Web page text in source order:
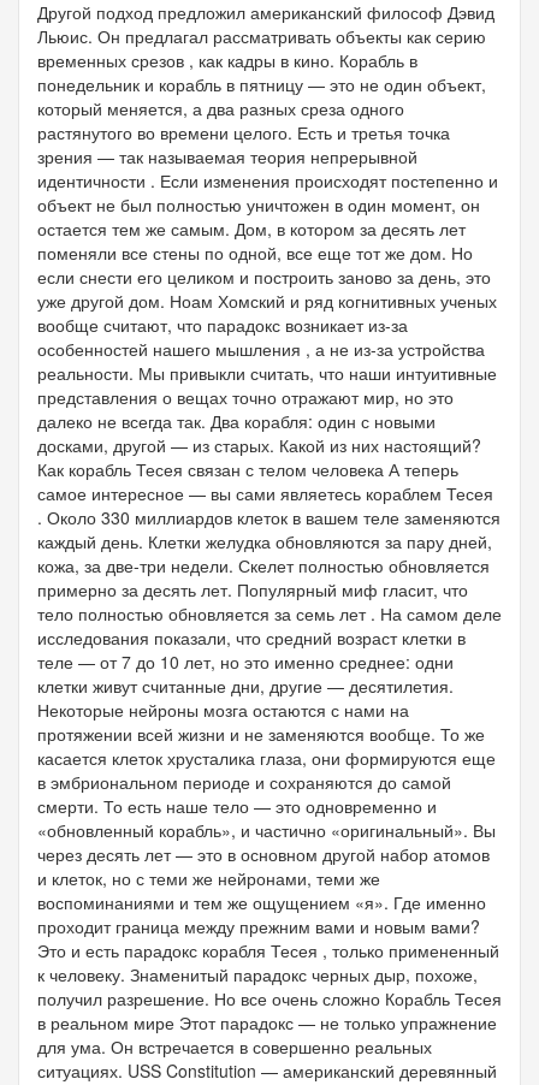
Другой подход предложил американский философ Дэвид
Льюис. Он предлагал рассматривать объекты как серию
временных срезов , как кадры в кино. Корабль в
понедельник и корабль в пятницу — это не один объект,
который меняется, а два разных среза одного
растянутого во времени целого. Есть и третья точка
зрения — так называемая теория непрерывной
идентичности . Если изменения происходят постепенно и
объект не был полностью уничтожен в один момент, он
остается тем же самым. Дом, в котором за десять лет
поменяли все стены по одной, все еще тот же дом. Но
если снести его целиком и построить заново за день, это
уже другой дом. Ноам Хомский и ряд когнитивных ученых
вообще считают, что парадокс возникает из-за
особенностей нашего мышления , а не из-за устройства
реальности. Мы привыкли считать, что наши интуитивные
представления о вещах точно отражают мир, но это
далеко не всегда так. Два корабля: один с новыми
досками, другой — из старых. Какой из них настоящий?
Как корабль Тесея связан с телом человека А теперь
самое интересное — вы сами являетесь кораблем Тесея
. Около 330 миллиардов клеток в вашем теле заменяются
каждый день. Клетки желудка обновляются за пару дней,
кожа, за две-три недели. Скелет полностью обновляется
примерно за десять лет. Популярный миф гласит, что
тело полностью обновляется за семь лет . На самом деле
исследования показали, что средний возраст клетки в
теле — от 7 до 10 лет, но это именно среднее: одни
клетки живут считанные дни, другие — десятилетия.
Некоторые нейроны мозга остаются с нами на
протяжении всей жизни и не заменяются вообще. То же
касается клеток хрусталика глаза, они формируются еще
в эмбриональном периоде и сохраняются до самой
смерти. То есть наше тело — это одновременно и
«обновленный корабль», и частично «оригинальный». Вы
через десять лет — это в основном другой набор атомов
и клеток, но с теми же нейронами, теми же
воспоминаниями и тем же ощущением «я». Где именно
проходит граница между прежним вами и новым вами?
Это и есть парадокс корабля Тесея , только примененный
к человеку. Знаменитый парадокс черных дыр, похоже,
получил разрешение. Но все очень сложно Корабль Тесея
в реальном мире Этот парадокс — не только упражнение
для ума. Он встречается в совершенно реальных
ситуациях. USS Constitution — американский деревянный